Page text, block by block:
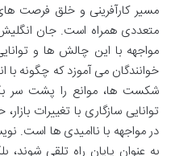
مسیر کارآفرینی و خلق فرصت
متعددی همراه است. جان
مواجهه با این چالش ها و
خوانندگان می آموزد که چگونه
شکست ها، موانع را پشت سر
توانایی سازگاری با تغییرات
در مواجهه با ناامیدی ها است.
به عنوان پایان راه تلقی شوند،